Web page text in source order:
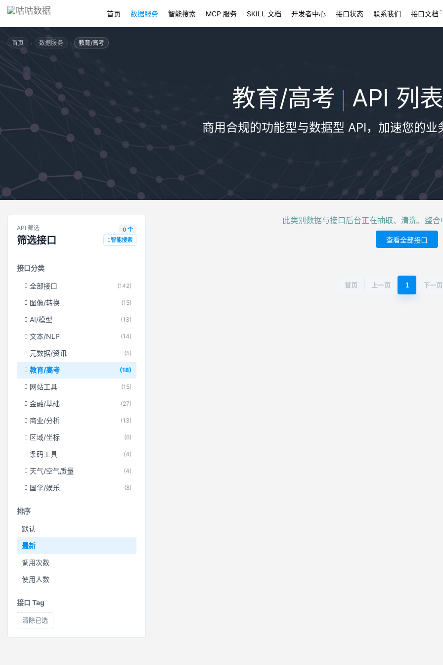
首页 数据服务 智能搜索 MCP 服务 SKILL 文档 开发者中心 接口状态 联系我们 接口文档
首页 › 数据服务 › 教育/高考
教育/高考 | API 列表
商用合规的功能型与数据型 API，加速您的业
API 筛选
筛选接口
0 个
智能搜索
接口分类
全部接口 (142)
图像/转换 (15)
AI/模型 (13)
文本/NLP (14)
元数据/资讯 (5)
教育/高考 (18)
网站工具 (15)
金融/基础 (27)
商业/分析 (13)
区域/坐标 (6)
条码工具 (4)
天气/空气质量 (4)
国学/娱乐 (8)
排序
默认
最新
调用次数
使用人数
接口 Tag
清除已选
此类别数据与接口后台正在抽取、清洗、整
查看全部接口
首页 上一页 1 下一页